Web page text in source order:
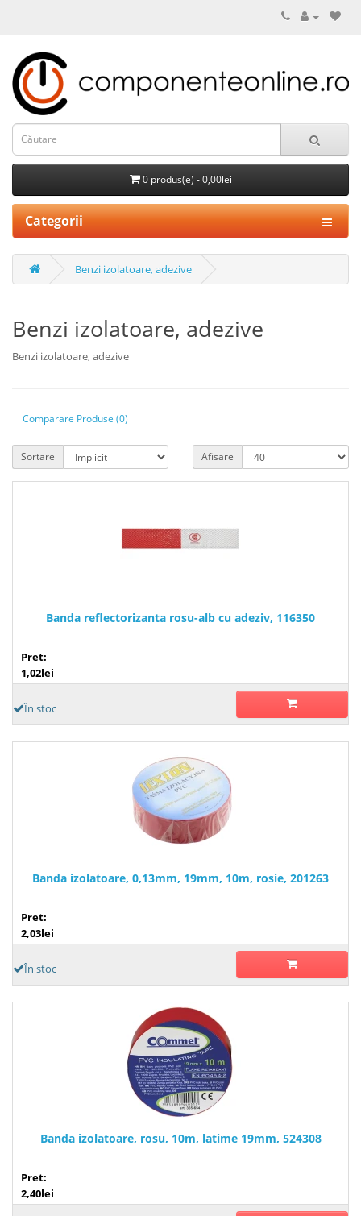
0 produs(e) - 0,00lei
Categorii
Benzi izolatoare, adezive
Benzi izolatoare, adezive
Benzi izolatoare, adezive
Comparare Produse (0)
Sortare Afisare
Banda reflectorizanta rosu-alb cu adeziv, 116350
Pret:
1,02lei
În stoc
Banda izolatoare, 0,13mm, 19mm, 10m, rosie, 201263
Pret:
2,03lei
În stoc
Banda izolatoare, rosu, 10m, latime 19mm, 524308
Pret:
2,40lei